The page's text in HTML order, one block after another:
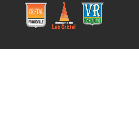
Cristal
Princev
ille
Campi
Domai
Cristal
Cristal
VR